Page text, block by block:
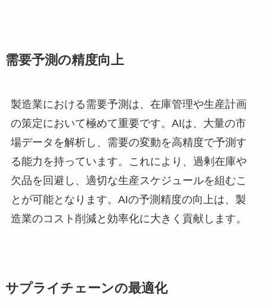
需要予測の精度向上
製造業における需要予測は、在庫管理や生産計画
の策定において極めて重要です。AIは、大量の市
場データを解析し、需要の変動を高精度で予測す
る能力を持っています。これにより、過剰在庫や
欠品を回避し、適切な生産スケジュールを組むこ
とが可能となります。AIの予測精度の向上は、製
造業のコスト削減と効率化に大きく貢献します。
サプライチェーンの最適化